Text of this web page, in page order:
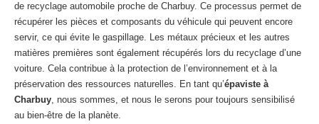
de recyclage automobile proche de Charbuy. Ce processus permet de
récupérer les pièces et composants du véhicule qui peuvent encore
servir, ce qui évite le gaspillage. Les métaux précieux et les autres
matières premières sont également récupérés lors du recyclage d’une
voiture. Cela contribue à la protection de l’environnement et à la
préservation des ressources naturelles. En tant qu’épaviste à
Charbuy, nous sommes, et nous le serons pour toujours sensibilisé
au bien-être de la planète.